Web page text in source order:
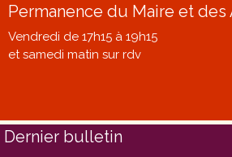
Permanence du Maire et des
Vendredi de 17h15 à 19h15
et samedi matin sur rdv
Dernier bulletin